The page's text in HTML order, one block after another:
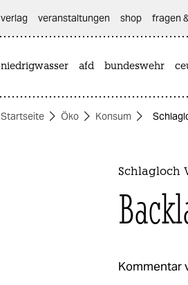
themen
verlag
veranstaltungen shop fragen
niedrigwasser afd bundeswehr
Startseite Öko Konsum
Schlagloch
Kommentar